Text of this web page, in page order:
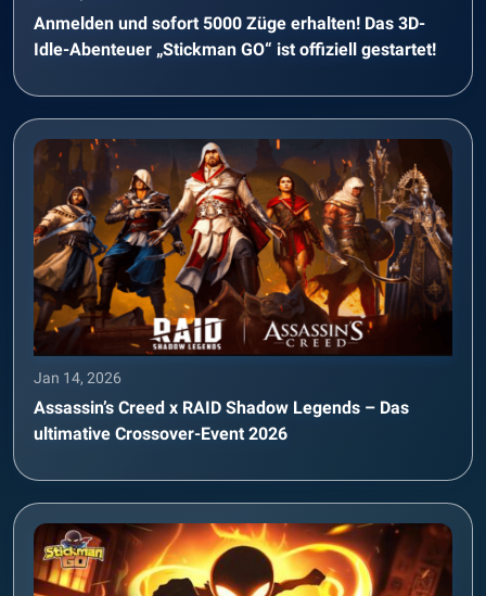
Anmelden und sofort 5000 Züge erhalten! Das 3D-
Idle-Abenteuer „Stickman GO“ ist offiziell gestartet!
Jan 14, 2026
Assassin’s Creed x RAID Shadow Legends – Das
ultimative Crossover-Event 2026